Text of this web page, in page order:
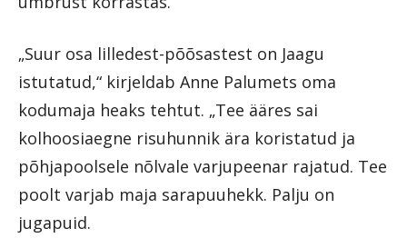
„Suur osa lilledest-põõsastest on Jaagu
istutatud,“ kirjeldab Anne Palumets oma
kodumaja heaks tehtut. „Tee ääres sai
kolhoosiaegne risuhunnik ära koristatud ja
põhjapoolsele nõlvale varjupeenar rajatud. Tee
poolt varjab maja sarapuuhekk. Palju on
jugapuid.